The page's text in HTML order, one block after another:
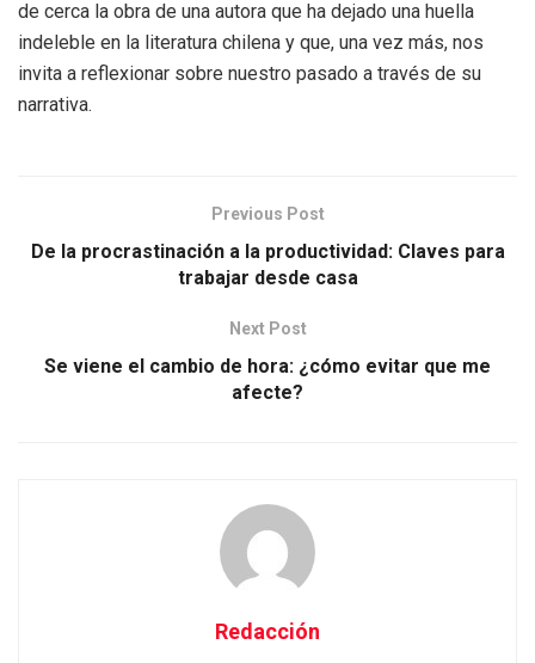
de cerca la obra de una autora que ha dejado una huella
indeleble en la literatura chilena y que, una vez más, nos
invita a reflexionar sobre nuestro pasado a través de su
narrativa.
Previous Post
De la procrastinación a la productividad: Claves para
trabajar desde casa
Next Post
Se viene el cambio de hora: ¿cómo evitar que me
afecte?
Redacción